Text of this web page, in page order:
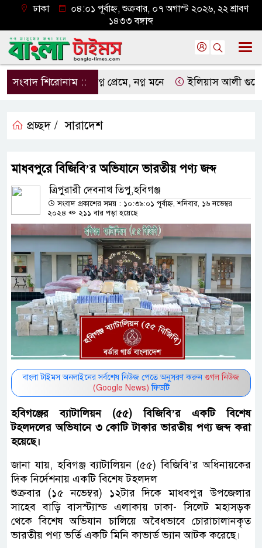
ঢাকা
০৪:০১ পূর্বাহ্ন, শুক্রবার, ০৭ অগাস্ট ২০২৬, ২২ শ্রাবণ
১৪৩৩ বঙ্গাব্দ
সংবাদ শিরোনাম ::নগ্ন প্রেমে, নগ্ন মনে ইলিয়াস আলী গুমের
প্রচ্ছদ / সারাদেশ
মাধবপুরে বিজিবি’র অভিযানে ভারতীয় পণ্য জব্দ
ত্রিপুরারী দেবনাথ তিপু,হবিগঞ্জ
সংবাদ প্রকাশের সময় : ১০:৩৯:০১ পূর্বাহ্ন, শনিবার, ১৬ নভেম্বর
২০২৪
২১১ বার পড়া হয়েছে
বাংলা টাইমস অনলাইনের সর্বশেষ নিউজ পেতে অনুসরণ করুন গুগল নিউজ
(Google News) ফিডটি
হবিগঞ্জের ব্যাটালিয়ন (৫৫) বিজিবি’র একটি বিশেষ
টহলদলের অভিযানে ৩ কোটি টাকার ভারতীয় পণ্য জব্দ করা
হয়েছে।
জানা যায়, হবিগঞ্জ ব্যাটালিয়ন (৫৫) বিজিবি’র অধিনায়কের
দিক নির্দেশনায় একটি বিশেষ টহলদল
শুক্রবার (১৫ নভেম্বর) ১২টার দিকে মাধবপুর উপজেলার
সাহেব বাড়ি বাসস্ট্যান্ড এলাকায় ঢাকা- সিলেট মহাসড়ক
থেকে বিশেষ অভিযান চালিয়ে অবৈধভাবে চোরাচালানকৃত
ভারতীয় পণ্য ভর্তি একটি মিনি কাভার্ড ভ্যান আটক করেছে।